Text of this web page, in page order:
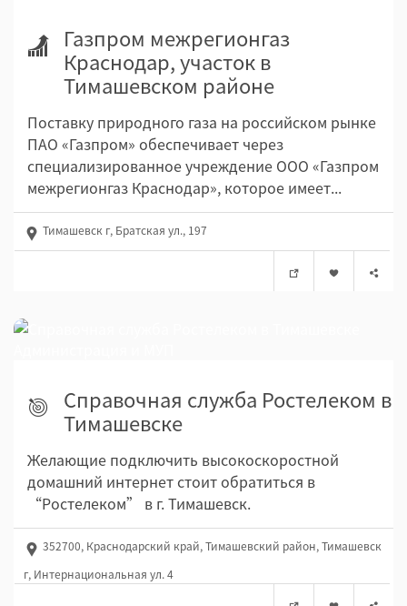
Газпром межрегионгаз
Краснодар, участок в
Тимашевском районе
Поставку природного газа на российском рынке
ПАО «Газпром» обеспечивает через
специализированное учреждение ООО «Газпром
межрегионгаз Краснодар», которое имеет...
Тимашевск г, Братская ул., 197
Справочная служба Ростелеком в
Тимашевске
Желающие подключить высокоскоростной
домашний интернет стоит обратиться в
“Ростелеком” в г. Тимашевск.
352700, Краснодарский край, Тимашевский район, Тимашевск
г, Интернациональная ул. 4